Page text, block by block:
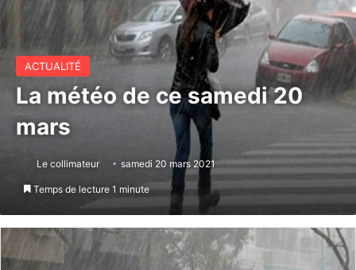
ACTUALITÉ
La météo de ce samedi 20
mars
Le collimateur samedi 20 mars 2021
Temps de lecture 1 minute